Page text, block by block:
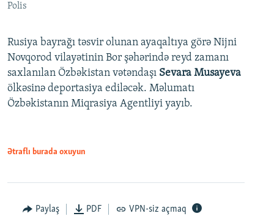
Polis
Rusiya bayrağı təsvir olunan ayaqaltıya görə Nijni
Novqorod vilayətinin Bor şəhərində reyd zamanı
saxlanılan Özbəkistan vətəndaşı Sevara Musayeva
ölkəsinə deportasiya ediləcək. Məlumatı
Özbəkistanın Miqrasiya Agentliyi yayıb.
Ətraflı burada oxuyun
Paylaş PDF VPN-siz açmaq